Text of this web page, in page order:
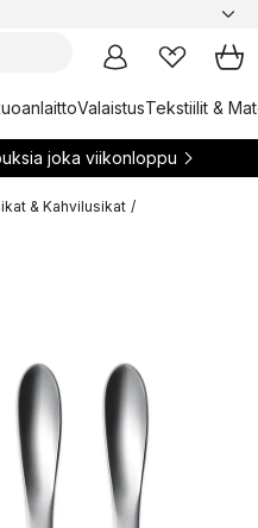
ValaistusTekstiilit &
joka viikonloppu
& Kahvilusikat /